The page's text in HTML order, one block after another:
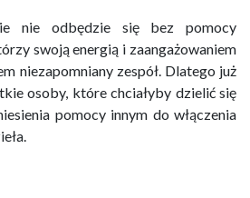
nie odbędzie się bez pomocy
swoją energią i zaangażowaniem
niezapomniany zespół. Dlatego już
osoby, które chciałyby dzielić się
pomocy innym do włączenia